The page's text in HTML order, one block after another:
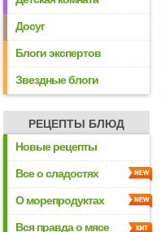
Досуг
Блоги экспертов
Звездные блоги
РЕЦЕПТЫ БЛЮД
Новые рецепты
Все о сладостях
О морепродуктах
Вся правда о мясе